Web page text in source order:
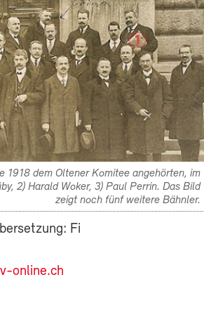
1918 dem Oltener Komitee angehörten, im
2) Harald Woker, 3) Paul Perrin. Das Bild
zeigt noch fünf weitere Bähnler.
Fi
online.ch